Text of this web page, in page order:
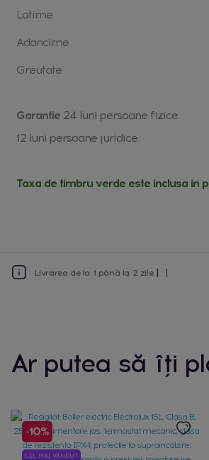
Latime
Adancime
Greutate
Garantie 24 luni persoane fizice
12 luni persoane juridice
Taxa de timbru verde este inclusa in
Livrarea de la 1 până la 2 zile
Ar putea să îți
-10%
CEL MAI VÂNDUT